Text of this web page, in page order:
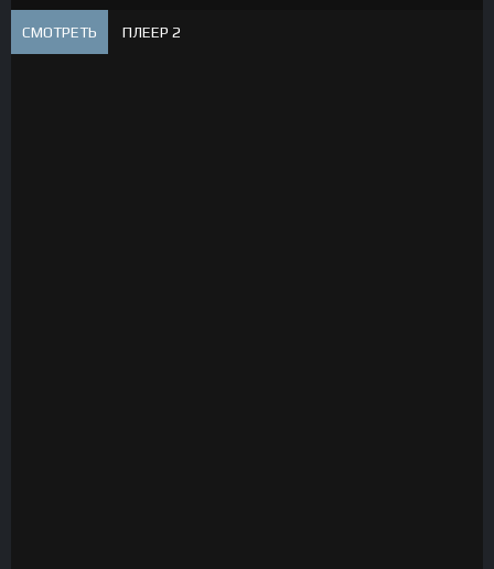
СМОТРЕТЬ ПЛЕЕР 2